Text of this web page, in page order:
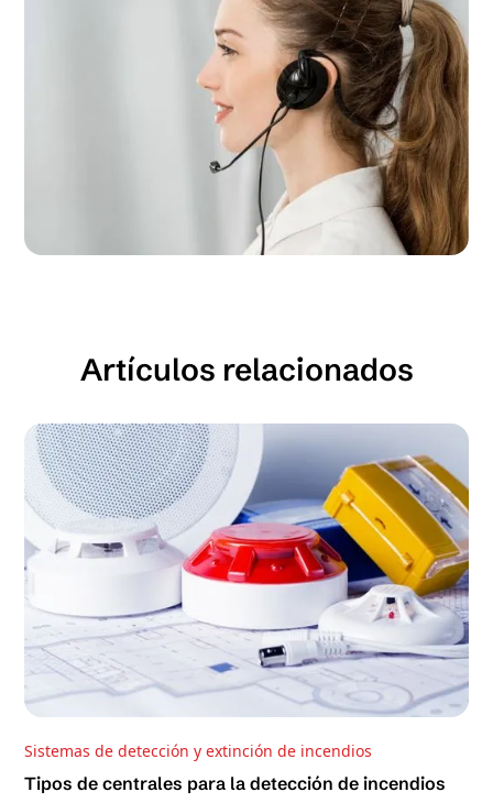
Artículos relacionados
Sistemas de detección y extinción de incendios
Tipos de centrales para la detección de incendios